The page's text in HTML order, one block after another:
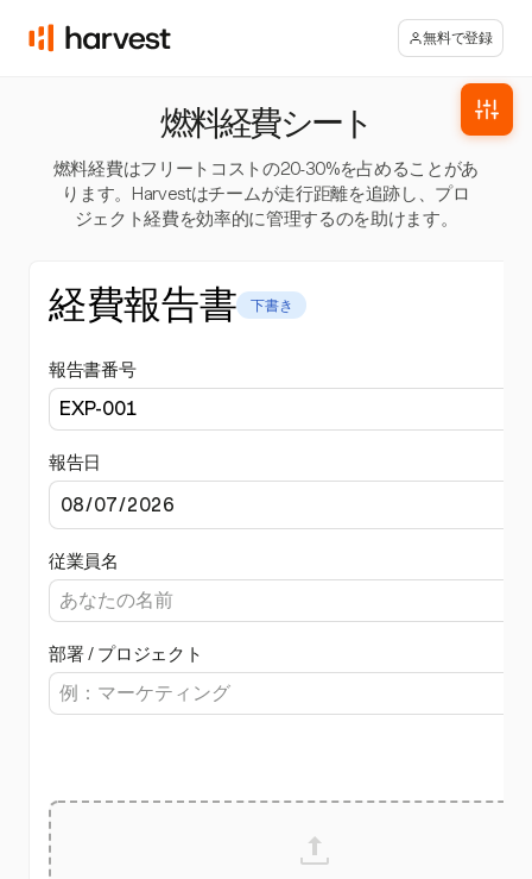
無料で登録
燃料経費シート
燃料経費はフリートコストの20-30%を占めることがあ
ります。Harvestはチームが走行距離を追跡し、プロ
ジェクト経費を効率的に管理するのを助けます。
経費報告書 下書き
報告書番号
報告日
従業員名
部署 / プロジェクト